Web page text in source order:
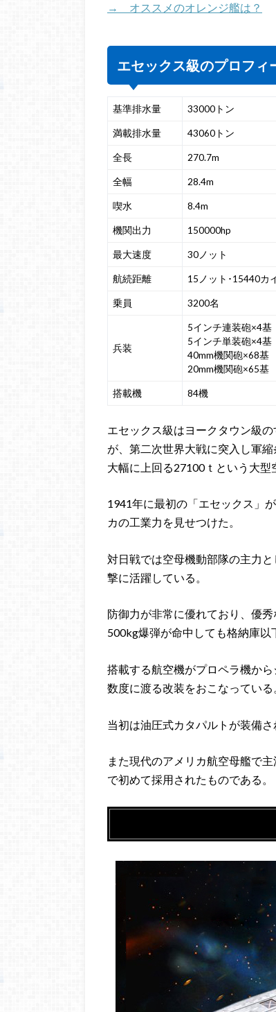
→ オススメのオレンジ艦は？
エセックス級のプロフィ
基準排水量 33000トン
満載排水量 43060トン
全長 270.7m
全幅 28.4m
喫水 8.4m
機関出力 150000hp
最大速度 30ノット
航続距離 15ノット･15440カ
乗員 3200名
兵装
5インチ連装砲×4基
5インチ単装砲×4基
40mm機関砲×68基
20mm機関砲×65基
搭載機 84機
エセックス級はヨークタウン級
が、第二次世界大戦に突入し軍
大幅に上回る27100ｔという大型
1941年に最初の「エセックス」
カの工業力を見せつけた。
対日戦では空母機動部隊の主力
撃に活躍している。
防御力が非常に優れており、優
500kg爆弾が命中しても格納庫以
搭載する航空機がプロペラ機か
数度に渡る改装をおこなっている
当初は油圧式カタパルトが装備
また現代のアメリカ航空母艦で
で初めて採用されたものである。